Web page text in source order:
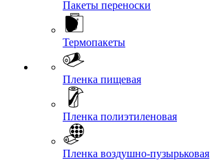
Пакеты переноски
Термопакеты
Пленка пищевая
Пленка полиэтиленовая
Пленка воздушно-пузырьковая